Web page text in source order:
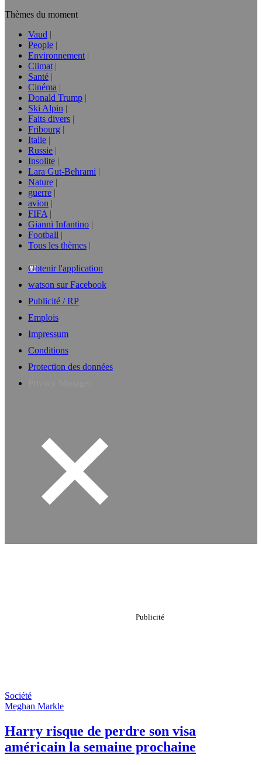
Thèmes du moment
Vaud
People
Environnement
Climat
Santé
Cinéma
Donald Trump
Ski Alpin
Faits divers
Fribourg
Italie
Russie
Insolite
Lara Gut-Behrami
Nature
guerre
avion
FIFA
Gianni Infantino
Football
Tous les thèmes
Obtenir l'application
watson sur Facebook
Publicité / RP
Emplois
Impressum
Conditions
Protection des données
Société
Meghan Markle
Harry risque de perdre son visa
américain la semaine prochaine